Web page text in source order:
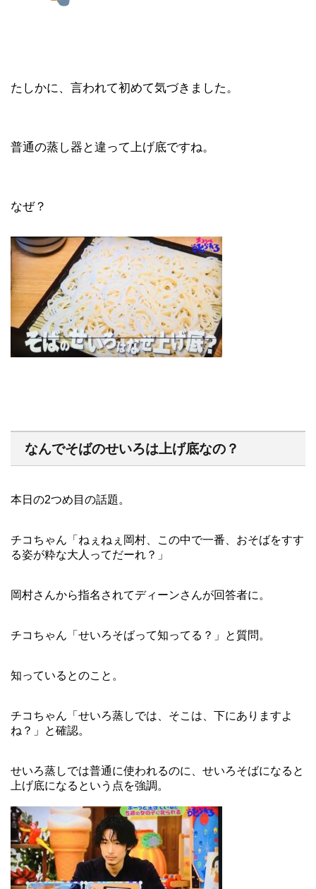
たしかに、言われて初めて気づきました。
普通の蒸し器と違って上げ底ですね。
なぜ？
なんでそばのせいろは上げ底なの？
本日の2つめ目の話題。
チコちゃん「ねぇねぇ岡村、この中で一番、おそばをすす
る姿が粋な大人ってだーれ？」
岡村さんから指名されてディーンさんが回答者に。
チコちゃん「せいろそばって知ってる？」と質問。
知っているとのこと。
チコちゃん「せいろ蒸しでは、そこは、下にありますよ
ね？」と確認。
せいろ蒸しでは普通に使われるのに、せいろそばになると
上げ底になるという点を強調。